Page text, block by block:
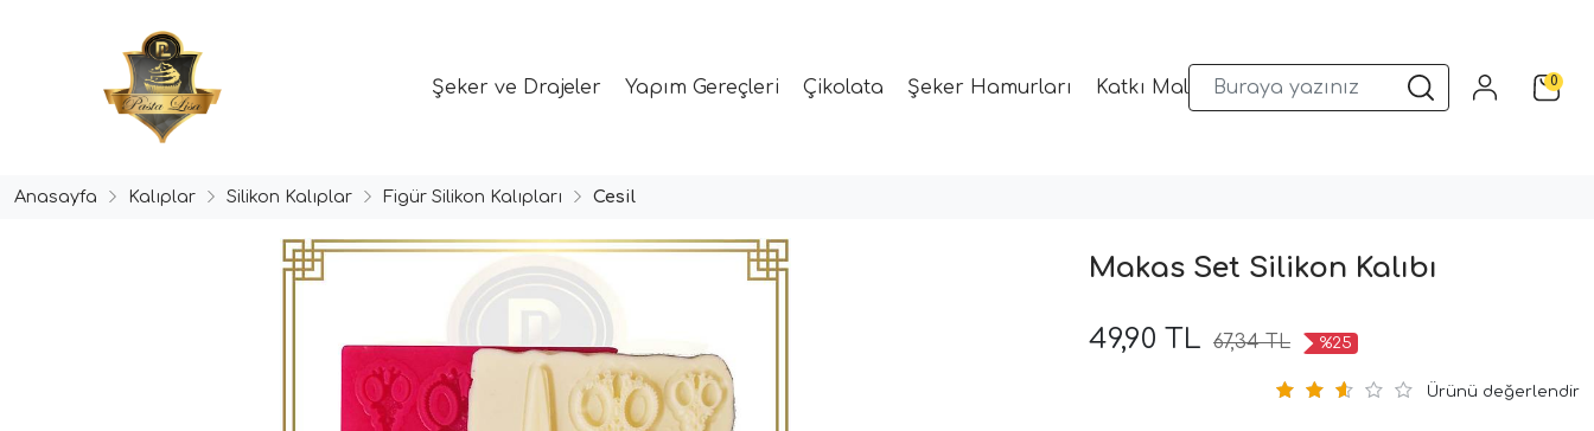
Şeker ve Drajeler Yapım Gereçleri Çikolata Şeker Hamurları Katkı Malzemeleri Sunum Gereçleri Kalıplar0
Anasayfa Kalıplar Silikon Kalıplar Figür Silikon Kalıpları Cesil
Makas Set Silikon Kalıbı
49,90 TL 67,34 TL %25
Ürünü değerlendir